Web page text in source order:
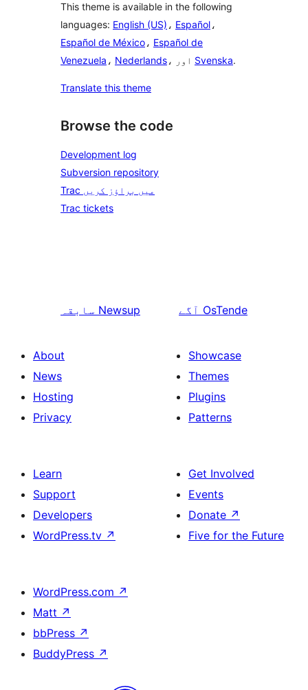
This theme is available in the following
languages: English (US) ، Español،
Español de México، Español de
Venezuela ، Nederlands Svenska.
Translate this theme
Browse the code
Development log
Subversion repository
Trac میں براؤز کریں
Trac tickets
سابقہ Newsup آگے OsTende
About
News
Hosting
Privacy
Showcase
Themes
Plugins
Patterns
Learn
Support
Developers
WordPress.tv ↗
Get Involved
Events
Donate ↗
Five for the Future
WordPress.com ↗
Matt ↗
bbPress ↗
BuddyPress ↗